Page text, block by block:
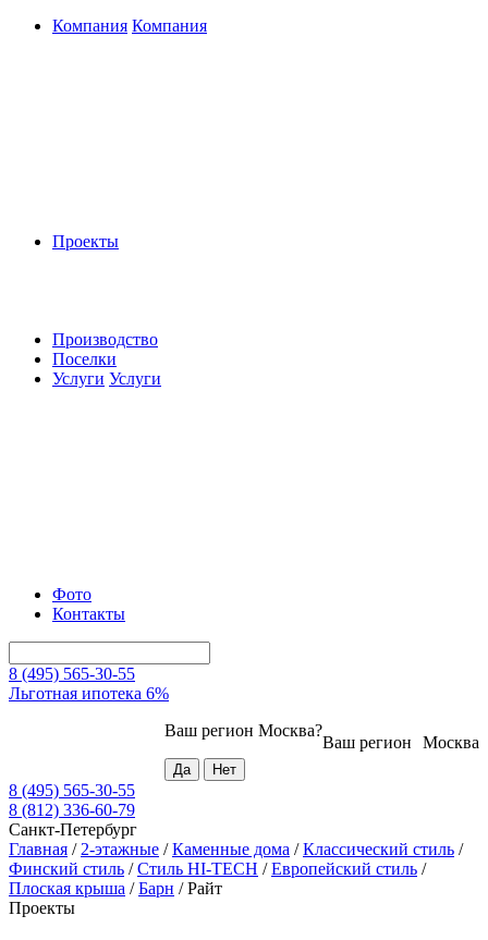
Компания Компания
Проекты
Производство
Поселки
Услуги Услуги
Фото
Контакты
8 (495) 565-30-55
Льготная ипотека 6%
Москва
Ваш регион
Ваш регион Москва?
8 (495) 565-30-55
8 (812) 336-60-79
Санкт-Петербург
Главная / 2-этажные /Каменные дома /Классический стиль /
Финский стиль /Стиль HI-TECH /Европейский стиль /
Плоская крыша /Барн /Райт
Проекты